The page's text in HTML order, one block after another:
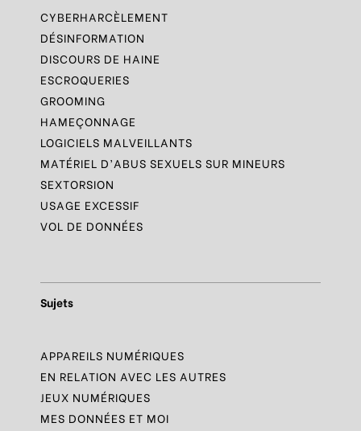
CYBERHARCÈLEMENT
DÉSINFORMATION
DISCOURS DE HAINE
ESCROQUERIES
GROOMING
HAMEÇONNAGE
LOGICIELS MALVEILLANTS
MATÉRIEL D’ABUS SEXUELS SUR MINEURS
SEXTORSION
USAGE EXCESSIF
VOL DE DONNÉES
Sujets
APPAREILS NUMÉRIQUES
EN RELATION AVEC LES AUTRES
JEUX NUMÉRIQUES
MES DONNÉES ET MOI